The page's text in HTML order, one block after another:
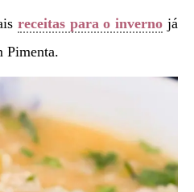
receitas para o inverno já
Pimenta.